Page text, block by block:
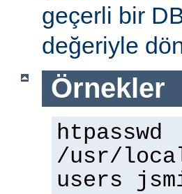
geçerli bir
değeriyle
Örnekler
htpasswd
/usr/
users